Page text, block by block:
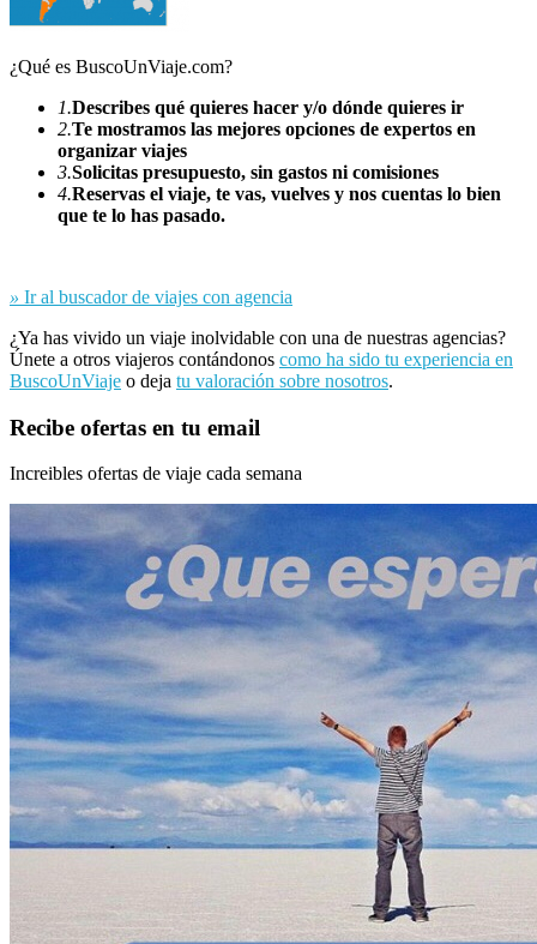
¿Qué es BuscoUnViaje.com?
1.Describes qué quieres hacer y/o dónde quieres ir
2.Te mostramos las mejores opciones de expertos en
organizar viajes
3.Solicitas presupuesto, sin gastos ni comisiones
4.Reservas el viaje, te vas, vuelves y nos cuentas lo bien
que te lo has pasado.
» Ir al buscador de viajes con agencia
¿Ya has vivido un viaje inolvidable con una de nuestras agencias?
Únete a otros viajeros contándonos como ha sido tu experiencia en
BuscoUnViaje o deja tu valoración sobre nosotros.
Recibe ofertas en tu email
Increibles ofertas de viaje cada semana